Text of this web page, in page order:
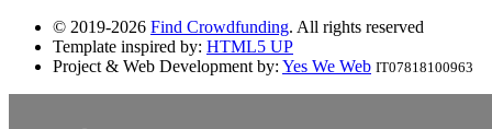
© 2019-2026 Find Crowdfunding. All rights reserved
Template inspired by: HTML5 UP
Project & Web Development by: Yes We Web IT07818100963